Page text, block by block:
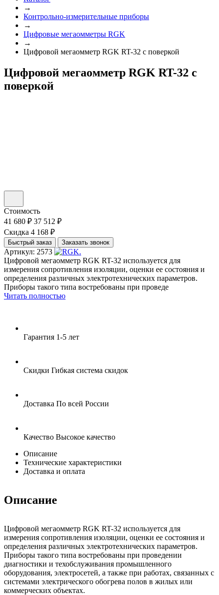
→
Контрольно-измерительные приборы
→
Цифровые мегаомметры RGK
→
Цифровой мегаомметр RGK RT-32 с поверкой
Цифровой мегаомметр RGK RT-32 с
поверкой
Стоимость
41 680 ₽ 37 512 ₽
Скидка 4 168 ₽
Быстрый заказ Заказать звонок
Артикул: 2573
Цифровой мегаомметр RGK RT-32 используется для
измерения сопротивления изоляции, оценки ее состояния и
определения различных электротехнических параметров.
Приборы такого типа востребованы при проведе
Читать полностью
Гарантия 1-5 лет
Скидки Гибкая система скидок
Доставка По всей России
Качество Высокое качество
Описание
Технические характеристики
Доставка и оплата
Описание
Цифровой мегаомметр RGK RT-32 используется для
измерения сопротивления изоляции, оценки ее состояния и
определения различных электротехнических параметров.
Приборы такого типа востребованы при проведении
диагностики и техобслуживания промышленного
оборудования, электросетей, а также при работах, связанных с
системами электрического обогрева полов в жилых или
коммерческих объектах.